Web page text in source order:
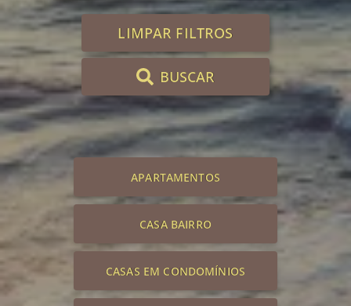
LIMPAR FILTROS
BUSCAR
APARTAMENTOS
CASA BAIRRO
CASAS EM CONDOMÍNIOS